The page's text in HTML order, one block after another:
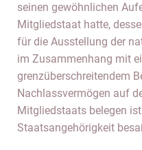
seinen gewöhnlichen
Mitgliedstaat hatte,
für die Ausstellung der
im Zusammenhang mit
grenzüberschreitendem
Nachlassvermögen auf
Mitgliedstaats belegen
Staatsangehörigkeit